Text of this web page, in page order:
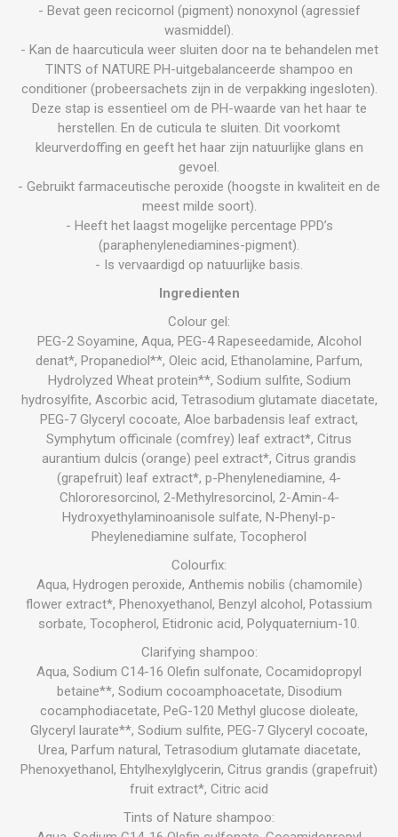
- Bevat geen recicornol (pigment) nonoxynol (agressief
wasmiddel).
- Kan de haarcuticula weer sluiten door na te behandelen met
TINTS of NATURE PH-uitgebalanceerde shampoo en
conditioner (probeersachets zijn in de verpakking ingesloten).
Deze stap is essentieel om de PH-waarde van het haar te
herstellen. En de cuticula te sluiten. Dit voorkomt
kleurverdoffing en geeft het haar zijn natuurlijke glans en
gevoel.
- Gebruikt farmaceutische peroxide (hoogste in kwaliteit en de
meest milde soort).
- Heeft het laagst mogelijke percentage PPD’s
(paraphenylenediamines-pigment).
- Is vervaardigd op natuurlijke basis.
Ingredienten
Colour gel:
PEG-2 Soyamine, Aqua, PEG-4 Rapeseedamide, Alcohol
denat*, Propanediol**, Oleic acid, Ethanolamine, Parfum,
Hydrolyzed Wheat protein**, Sodium sulfite, Sodium
hydrosylfite, Ascorbic acid, Tetrasodium glutamate diacetate,
PEG-7 Glyceryl cocoate, Aloe barbadensis leaf extract,
Symphytum officinale (comfrey) leaf extract*, Citrus
aurantium dulcis (orange) peel extract*, Citrus grandis
(grapefruit) leaf extract*, p-Phenylenediamine, 4-
Chlororesorcinol, 2-Methylresorcinol, 2-Amin-4-
Hydroxyethylaminoanisole sulfate, N-Phenyl-p-
Pheylenediamine sulfate, Tocopherol
Colourfix:
Aqua, Hydrogen peroxide, Anthemis nobilis (chamomile)
flower extract*, Phenoxyethanol, Benzyl alcohol, Potassium
sorbate, Tocopherol, Etidronic acid, Polyquaternium-10.
Clarifying shampoo:
Aqua, Sodium C14-16 Olefin sulfonate, Cocamidopropyl
betaine**, Sodium cocoamphoacetate, Disodium
cocamphodiacetate, PeG-120 Methyl glucose dioleate,
Glyceryl laurate**, Sodium sulfite, PEG-7 Glyceryl cocoate,
Urea, Parfum natural, Tetrasodium glutamate diacetate,
Phenoxyethanol, Ehtylhexylglycerin, Citrus grandis (grapefruit)
fruit extract*, Citric acid
Tints of Nature shampoo: